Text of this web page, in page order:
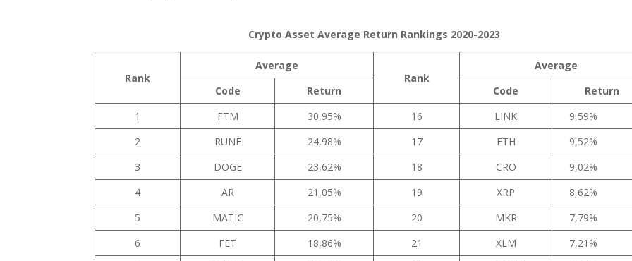
Crypto Asset Average Return Rankings 2020-2023
Rank
Average
Rank
Average
Code
Return Code
Return
1
FTM 30,95% 16 LINK
9,59%
2
RUNE 24,98% 17 ETH
9,52%
3
DOGE 23,62% 18 CRO
9,02%
4
AR 21,05% 19 XRP
8,62%
5
MATIC 20,75% 20 MKR
7,79%
6
FET 18,86% 21 XLM
7,21%